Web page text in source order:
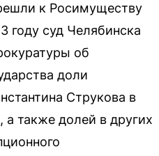
к Росимуществу
году суд Челябинска
об
доли
Струкова в
также долей в других